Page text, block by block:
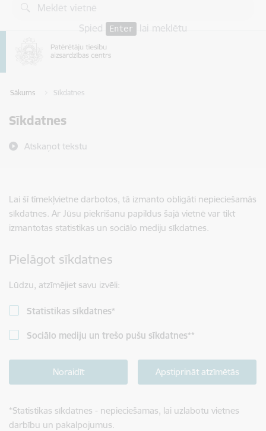
Pāriet uz lapas saturu
Spied
Enter lai meklētu
Sākums Sīkdatnes
Sīkdatnes
Atskaņot tekstu
Lai šī tīmekļvietne darbotos, tā izmanto obligāti nepieciešamās
sīkdatnes. Ar Jūsu piekrišanu papildus šajā vietnē var tikt
izmantotas statistikas un sociālo mediju sīkdatnes.
Pielāgot sīkdatnes
Lūdzu, atzīmējiet savu izvēli:
Statistikas sīkdatnes*
Sociālo mediju un trešo pušu sīkdatnes**
Noraidīt Apstiprināt atzīmētās
*Statistikas sīkdatnes - nepieciešamas, lai uzlabotu vietnes
darbību un pakalpojumus.